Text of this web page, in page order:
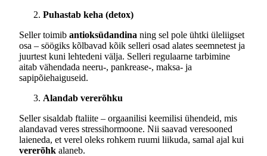
Puhastab keha (detox)
Seller toimib antioksüdandina ning sel pole ühtki üleliigset
osa – söögiks kõlbavad kõik selleri osad alates seemnetest ja
juurtest kuni lehtedeni välja. Selleri regulaarne tarbimine
aitab vähendada neeru-, pankrease-, maksa- ja
sapipõiehaiguseid.
Alandab vererõhku
Seller sisaldab ftaliite – orgaanilisi keemilisi ühendeid, mis
alandavad veres stressihormoone. Nii saavad veresooned
laieneda, et verel oleks rohkem ruumi liikuda, samal ajal kui
vererõhk alaneb.